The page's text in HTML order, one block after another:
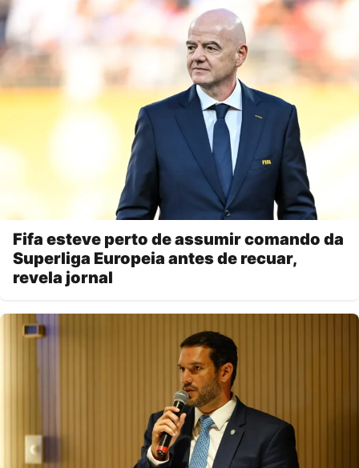
Fifa esteve perto de assumir comando da
Superliga Europeia antes de recuar,
revela jornal